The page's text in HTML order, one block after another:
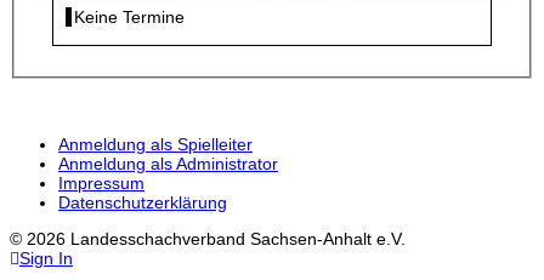
Keine Termine
Anmeldung als Spielleiter
Anmeldung als Administrator
Impressum
Datenschutzerklärung
© 2026 Landesschachverband Sachsen-Anhalt e.V.
Sign In